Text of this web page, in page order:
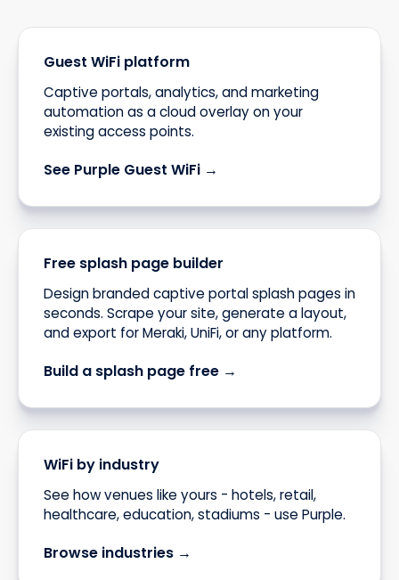
Guest WiFi platform
Captive portals, analytics, and marketing
automation as a cloud overlay on your
existing access points.
See Purple Guest WiFi →
Free splash page builder
Design branded captive portal splash pages in
seconds. Scrape your site, generate a layout,
and export for Meraki, UniFi, or any platform.
Build a splash page free →
WiFi by industry
See how venues like yours - hotels, retail,
healthcare, education, stadiums - use Purple.
Browse industries →